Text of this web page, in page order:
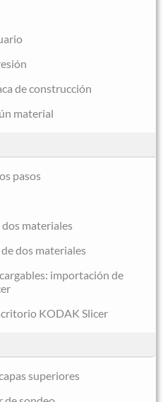
de construcción
material
pasos
materiales
dos materiales
importación de
KODAK Slicer
superiores